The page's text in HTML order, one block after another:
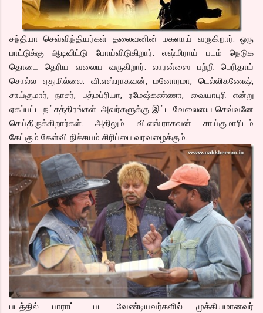
சந்தியா செவ்விந்தியர்கள் தலைவனின் மகளாய் வருகிறார். ஒரு
பாட்டுக்கு ஆடிவிட்டு போய்விடுகிறார். லஷ்மிராய் படம் நெடுக
தொடை தெரிய வலைய வருகிறார். லாரன்ஸை பற்றி பெரிதாய்
சொல்ல ஏதுமில்லை. வி.எஸ்.ராகவன், மனோரமா, டெல்லிகணேஷ்,
சாய்குமார், நாசர், பத்மப்ரியா, ரமேஷ்கண்ணா, வையாபுரி என்று
ஏகப்பட்ட நட்சத்திரங்கள். அவர்களுக்கு இட்ட வேலையை செவ்வனே
செய்திருக்கிறார்கள். அதிலும் வி.எஸ்.ராகவன் சாய்குமாரிடம்
கேட்கும் கேள்வி நிச்சயம் சிரிப்பை வரவழைக்கும்.
படத்தில் பாராட்ட பட வேண்டியவர்களில் முக்கியமானவர்